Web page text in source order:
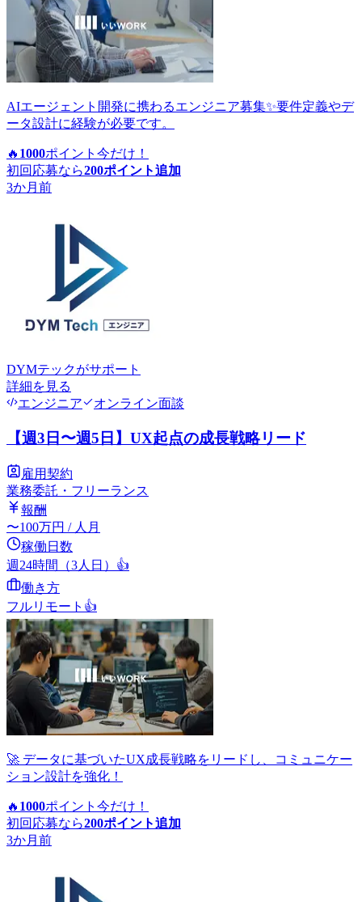
AIエージェント開発に携わるエンジニア募集✨要件定義やデ
ータ設計に経験が必要です。
🔥 1000ポイント 今だけ！
初回応募なら200ポイント追加
3か月前
DYMテックがサポート
詳細を見る
エンジニア
オンライン面談
【週3日〜週5日】UX起点の成長戦略リード
雇用契約
業務委託・フリーランス
報酬
〜100万円 / 人月
稼働日数
週24時間（3人日） 👍
働き方
フルリモート 👍
🚀 データに基づいたUX成長戦略をリードし、コミュニケー
ション設計を強化！
🔥 1000ポイント 今だけ！
初回応募なら200ポイント追加
3か月前